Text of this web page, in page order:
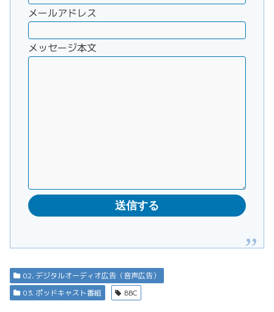
メールアドレス
メッセージ本文
02. デジタルオーディオ広告（音声広告）
03. ポッドキャスト番組
BBC